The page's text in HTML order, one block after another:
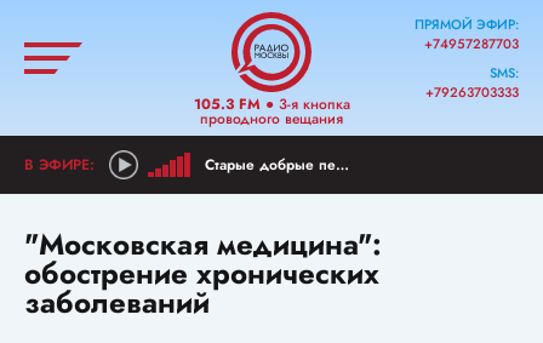
105.3 FM● 3-я кнопка
проводного вещания
ПРЯМОЙ ЭФИР:
+74957287703
SMS:
+79263703333
Старые добрые песни
"Московская медицина":
обострение хронических
заболеваний